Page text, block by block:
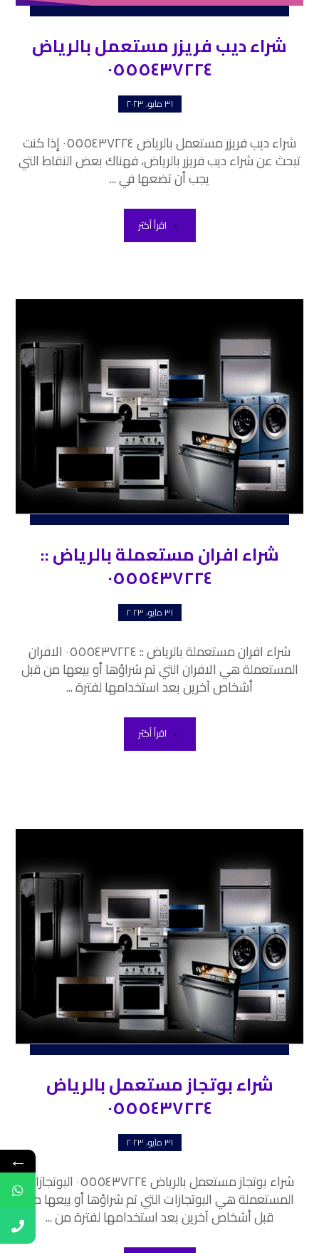
شراء ديب فريزر مستعمل بالرياض
٠٥٥٥٤٣٧٢٢٤
٣١ مايو، ٢٠٢٣
شراء ديب فريزر مستعمل بالرياض ٠٥٥٥٤٣٧٢٢٤ إذا كنت
تبحث عن شراء ديب فريزر بالرياض، فهناك بعض النقاط التي
يجب أن تضعها في ...
اقرأ أكثر
شراء افران مستعملة بالرياض ::
٠٥٥٥٤٣٧٢٢٤
٣١ مايو، ٢٠٢٣
شراء افران مستعملة بالرياض :: ٠٥٥٥٤٣٧٢٢٤ الافران
المستعملة هي الافران التي تم شراؤها أو بيعها من قبل
أشخاص آخرين بعد استخدامها لفترة ...
اقرأ أكثر
شراء بوتجاز مستعمل بالرياض
٠٥٥٥٤٣٧٢٢٤
٣١ مايو، ٢٠٢٣
شراء بوتجاز مستعمل بالرياض ٠٥٥٥٤٣٧٢٢٤ البوتجازات
المستعملة هي البوتجازات التي تم شراؤها أو بيعها من
قبل أشخاص آخرين بعد استخدامها لفترة من ...
←